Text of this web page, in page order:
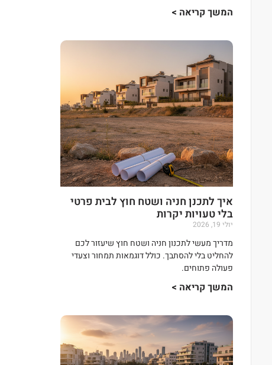
המשך קריאה >
איך לתכנן חניה ושטח חוץ לבית פרטי
בלי טעויות יקרות
יולי 19, 2026
מדריך מעשי לתכנון חניה ושטח חוץ שיעזור לכם
להחליט בלי להסתבך. כולל דוגמאות תמחור וצעדי
פעולה פתוחים.
המשך קריאה >